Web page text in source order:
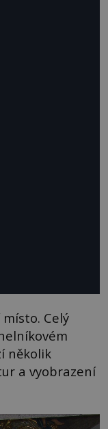
Celý
několik
a vyobrazení